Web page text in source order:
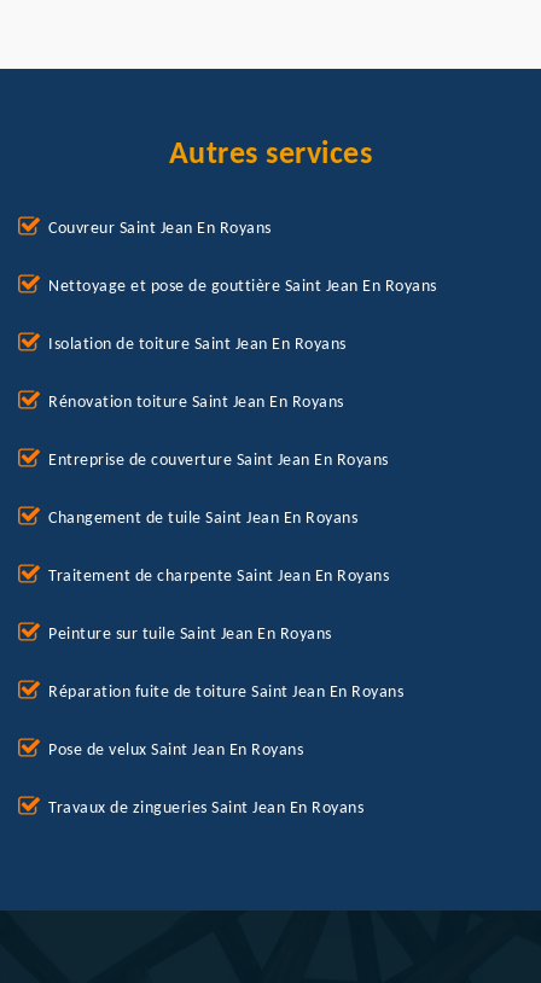
Autres services
Couvreur Saint Jean En Royans
Nettoyage et pose de gouttière Saint Jean En Royans
Isolation de toiture Saint Jean En Royans
Rénovation toiture Saint Jean En Royans
Entreprise de couverture Saint Jean En Royans
Changement de tuile Saint Jean En Royans
Traitement de charpente Saint Jean En Royans
Peinture sur tuile Saint Jean En Royans
Réparation fuite de toiture Saint Jean En Royans
Pose de velux Saint Jean En Royans
Travaux de zingueries Saint Jean En Royans